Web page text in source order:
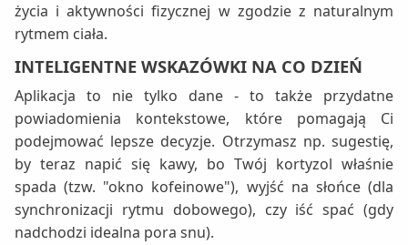
życia i aktywności fizycznej w zgodzie z naturalnym
rytmem ciała.
INTELIGENTNE WSKAZÓWKI NA CO DZIEŃ
Aplikacja to nie tylko dane - to także przydatne
powiadomienia kontekstowe, które pomagają Ci
podejmować lepsze decyzje. Otrzymasz np. sugestię,
by teraz napić się kawy, bo Twój kortyzol właśnie
spada (tzw. "okno kofeinowe"), wyjść na słońce (dla
synchronizacji rytmu dobowego), czy iść spać (gdy
nadchodzi idealna pora snu).